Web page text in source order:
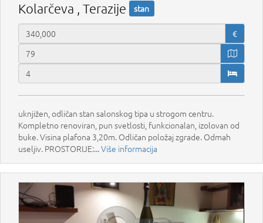
Kolarčeva , Terazije stan
€
uknjižen, odličan stan salonskog tipa u strogom centru.
Kompletno renoviran, pun svetlosti, funkcionalan, izolovan od
buke. Visina plafona 3,20m. Odličan položaj zgrade. Odmah
useljiv. PROSTORIJE:...Više informacija